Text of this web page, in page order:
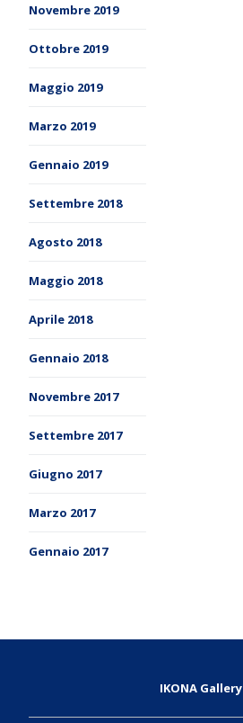
Novembre 2019
Ottobre 2019
Maggio 2019
Marzo 2019
Gennaio 2019
Settembre 2018
Agosto 2018
Maggio 2018
Aprile 2018
Gennaio 2018
Novembre 2017
Settembre 2017
Giugno 2017
Marzo 2017
Gennaio 2017
IKONA Gallery